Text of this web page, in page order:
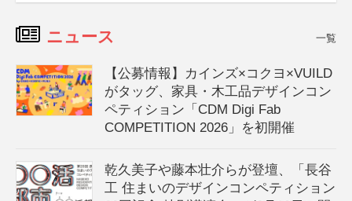
ニュース 一覧
【公募情報】カインズ×コクヨ×VUILD
がタッグ、家具・木工品デザインコン
ペティション「CDM Digi Fab
COMPETITION 2026」を初開催
乾久美子や藤本壮介らが登壇、「長谷
工 住まいのデザインコンペティション